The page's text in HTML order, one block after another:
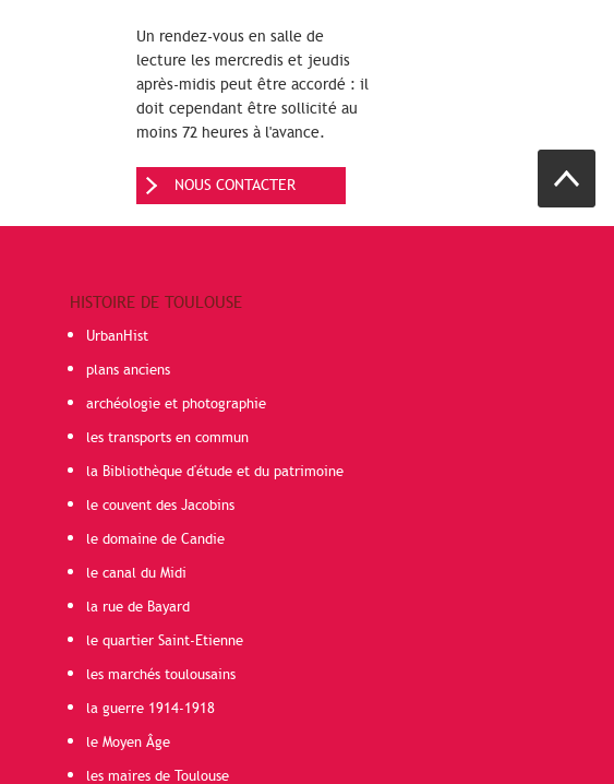
Un rendez-vous en salle de
lecture les mercredis et jeudis
après-midis peut être accordé : il
doit cependant être sollicité au
moins 72 heures à l'avance.
NOUS CONTACTER
HISTOIRE DE TOULOUSE
UrbanHist
plans anciens
archéologie et photographie
les transports en commun
la Bibliothèque d'étude et du patrimoine
le couvent des Jacobins
le domaine de Candie
le canal du Midi
la rue de Bayard
le quartier Saint-Etienne
les marchés toulousains
la guerre 1914-1918
le Moyen Âge
les maires de Toulouse